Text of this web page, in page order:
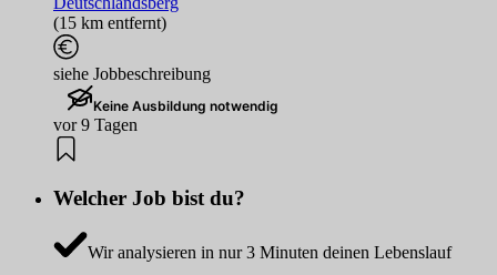
(15 km entfernt)
siehe Jobbeschreibung
Keine Ausbildung notwendig
vor 9 Tagen
Welcher Job bist du?
Wir analysieren in nur 3 Minuten deinen Lebenslauf